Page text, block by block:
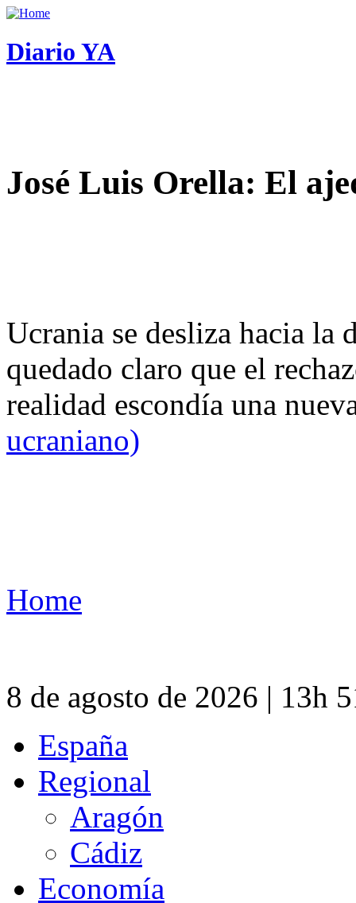
Diario YA
José Luis Orella: El
Ucrania se desliza hacia
quedado claro que el
realidad escondía una
ucraniano)
Home
8 de agosto de 2026 | 13h
España
Regional
Aragón
Cádiz
Economía